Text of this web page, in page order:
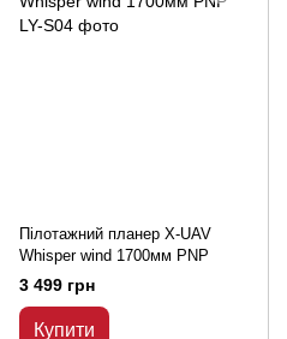
Пілотажний планер X-UAV
Whisper wind 1700мм PNP
3 499 грн
Купити